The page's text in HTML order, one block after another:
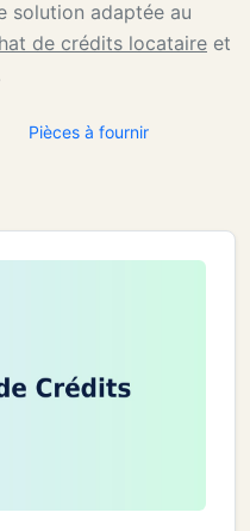
solution adaptée au
de crédits locataire et
Pièces à fournir